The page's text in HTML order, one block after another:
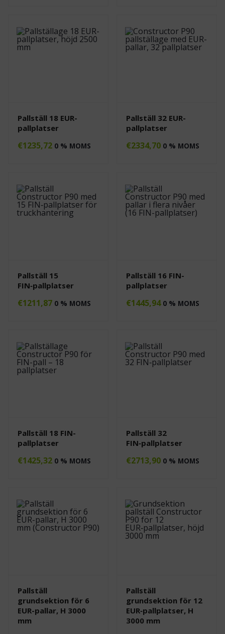
Pallställ 18 EUR-
pallplatser
€1235,72 0 % MOMS
Pallställ 32 EUR-
pallplatser
€2334,70 0 % MOMS
Pallställ 15
FIN‑pallplatser
€1211,87 0 % MOMS
Pallställ 16 FIN-
pallplatser
€1445,94 0 % MOMS
Pallställ 18 FIN-
pallplatser
€1425,32 0 % MOMS
Pallställ 32
FIN‑pallplatser
€2713,90 0 % MOMS
Pallställ
grundsektion för 6
EUR-pallar, H 3000
mm
Pallställ
grundsektion för 12
EUR‑pallplatser, H
3000 mm